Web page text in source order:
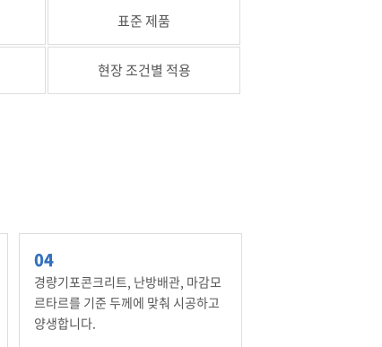
표준 제품
현장 조건별 적용
경량기포콘크리트, 난방배관, 마감모
르타르를 기준 두께에 맞춰 시공하고
양생합니다.